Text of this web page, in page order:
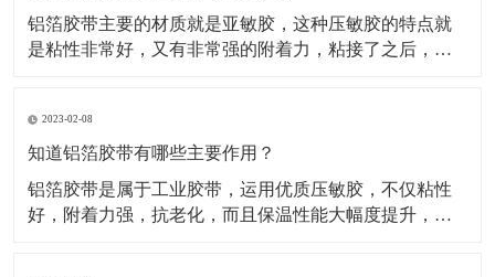
过程中，
铝箔胶带主要的材质就是亚敏胶，这种压敏胶的特点就
是粘性非常好，又有非常强的附着力，粘接了之后，能
等，就是使用的这种铝箔胶带做的密封材料。还被广泛
运用于各行各业当中，除了有家用电器、空调、汽车、
电子行业当中也
2023-02-08
知道铝箔胶带有哪些主要作用？
铝箔胶带是属于工业胶带，运用优质压敏胶，不仅粘性
好，附着力强，抗老化，而且保温性能大幅度提升，规